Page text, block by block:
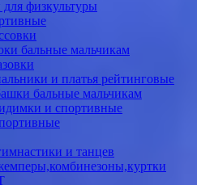
физкультуры
бальные мальчикам
и платья рейтинговые
бальные мальчикам
и спортивные
и танцев